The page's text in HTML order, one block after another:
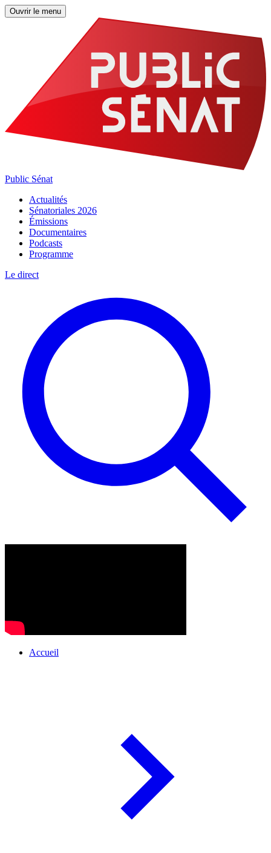
Ouvrir le menu
Public Sénat
Actualités
Sénatoriales 2026
Émissions
Documentaires
Podcasts
Programme
Le direct
Accueil